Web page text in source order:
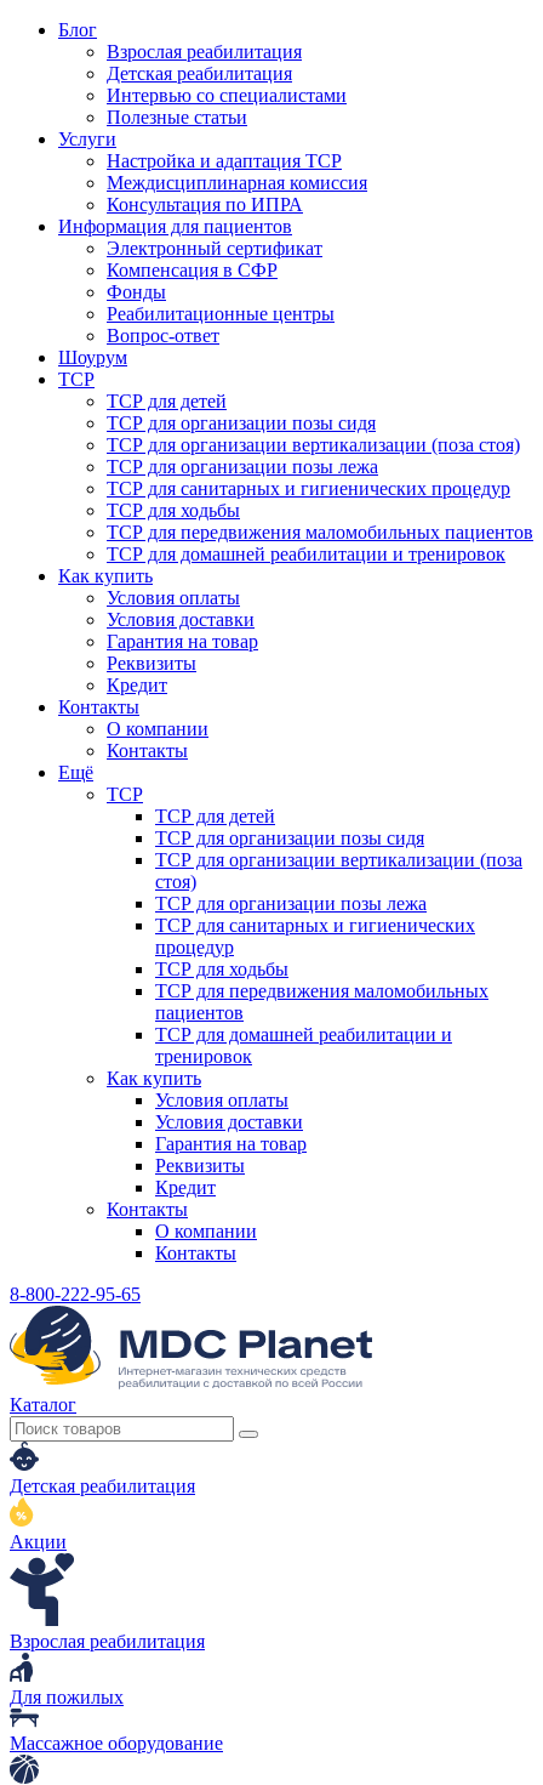
Блог
Взрослая реабилитация
Детская реабилитация
Интервью со специалистами
Полезные статьи
Услуги
Настройка и адаптация ТСР
Междисциплинарная комиссия
Консультация по ИПРА
Информация для пациентов
Электронный сертификат
Компенсация в СФР
Фонды
Реабилитационные центры
Вопрос-ответ
Шоурум
ТСР
ТСР для детей
ТСР для организации позы сидя
ТСР для организации вертикализации (поза стоя)
ТСР для организации позы лежа
ТСР для санитарных и гигиенических процедур
ТСР для ходьбы
ТСР для передвижения маломобильных пациентов
ТСР для домашней реабилитации и тренировок
Как купить
Условия оплаты
Условия доставки
Гарантия на товар
Реквизиты
Кредит
Контакты
О компании
Контакты
Ещё
ТСР
ТСР для детей
ТСР для организации позы сидя
ТСР для организации вертикализации (поза
стоя)
ТСР для организации позы лежа
ТСР для санитарных и гигиенических
процедур
ТСР для ходьбы
ТСР для передвижения маломобильных
пациентов
ТСР для домашней реабилитации и
тренировок
Как купить
Условия оплаты
Условия доставки
Гарантия на товар
Реквизиты
Кредит
Контакты
О компании
Контакты
8-800-222-95-65
Каталог
Детская реабилитация
Акции
Взрослая реабилитация
Для пожилых
Массажное оборудование